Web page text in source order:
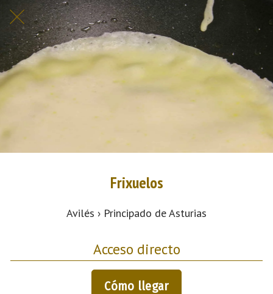
Frixuelos
Avilés › Principado de Asturias
Acceso directo
Cómo llegar